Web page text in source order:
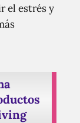
el estrés y